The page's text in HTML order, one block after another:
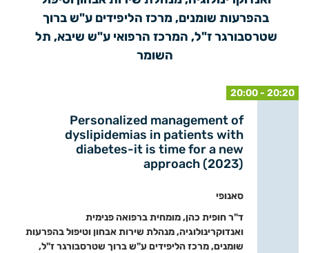
השומר
20:00 - 20:20
Personalized management of
dyslipidemias in patients with
diabetes-it is time for a new
approach (2023)
סאנופי
ד"ר חופית כהן, מומחית ברפואה פנימית
ואנדוקרינולוגיה, מנהלת שירות אבחון וטיפול בהפרעות
שומנים, מרכז הליפידים ע"ש ברוך שטרסבורגר ז"ל,